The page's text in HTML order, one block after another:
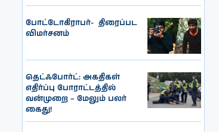
போட்டோகிராபர்- ‌ திரைப்பட
விமர்சனம்
தெட்ஃபோர்ட்: அகதிகள்
எதிர்ப்பு போராட்டத்தில்
வன்முறை – மேலும் பலர்
கைது!